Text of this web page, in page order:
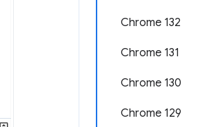
Chrome 132
Chrome 131
Chrome 130
Chrome 129